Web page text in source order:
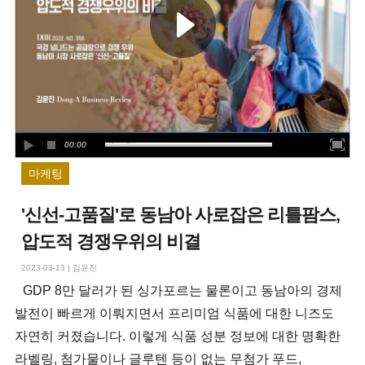
00:00
마케팅
'신선-고품질'로 동남아 사로잡은 리틀팜스,
압도적 경쟁우위의 비결
2023-03-13 | 김윤진
GDP 8만 달러가 된 싱가포르는 물론이고 동남아의 경제
발전이 빠르게 이뤄지면서 프리미엄 식품에 대한 니즈도
자연히 커졌습니다. 이렇게 식품 성분 정보에 대한 명확한
라벨링, 첨가물이나 글루텐 등이 없는 무첨가 푸드,